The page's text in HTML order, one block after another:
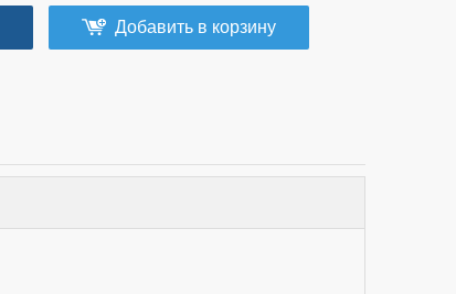
Добавить в корзину